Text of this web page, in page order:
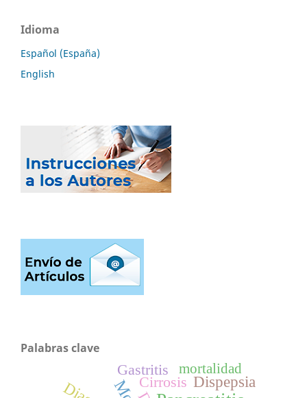
Idioma
Español (España)
English
Palabras clave
Dispepsia
Cirrosis
Gastritis mortalidad